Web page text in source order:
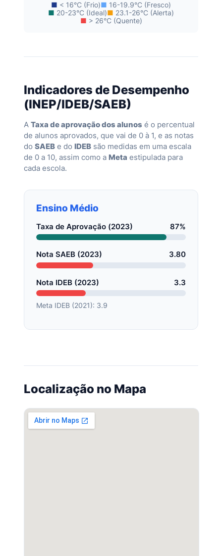
■ < 16°C (Frio)■ 16-19.9°C (Fresco)
■ 20-23°C (Ideal)■ 23.1-26°C (Alerta)
■ > 26°C (Quente)
Indicadores de Desempenho
(INEP/IDEB/SAEB)
A Taxa de aprovação dos alunos é o percentual
de alunos aprovados, que vai de 0 à 1, e as notas
do SAEB e do IDEB são medidas em uma escala
de 0 a 10, assim como a Meta estipulada para
cada escola.
Ensino Médio
Taxa de Aprovação (2023) 87%
Nota SAEB (2023) 3.80
Nota IDEB (2023) 3.3
Meta IDEB (2021): 3.9
Localização no Mapa